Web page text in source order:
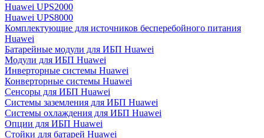
Huawei UPS2000
Huawei UPS8000
Комплектующие для источников бесперебойного питания
Huawei
Батарейные модули для ИБП Huawei
Модули для ИБП Huawei
Инверторные системы Huawei
Конверторные системы Huawei
Сенсоры для ИБП Huawei
Системы заземления для ИБП Huawei
Системы охлаждения для ИБП Huawei
Опции для ИБП Huawei
Стойки для батарей Huawei